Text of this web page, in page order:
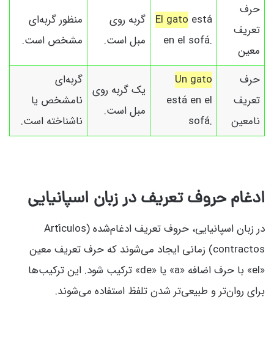
حرف
تعریف
معین
El gato está
en el sofá.
گربه روی
مبل است.
منظور گربه‌ای
مشخص است.
حرف
تعریف
نامعین
Un gato
está en el
sofá.
یک گربه روی
مبل است.
گربه‌ای
نامشخص یا
ناشناخته است.
ادغام حروف تعریف در زبان اسپانیایی
در زبان اسپانیایی، حروف تعریف ادغام‌شده (Artículos
contractos) زمانی ایجاد می‌شوند که حرف تعریف معین
«el» با حرف اضافه «a» یا «de» ترکیب شود. این ترکیب‌ها
برای روان‌تر و طبیعی‌تر شدن تلفظ استفاده می‌شوند.